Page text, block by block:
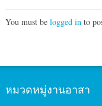
You must be logged into
หมวดหมู่งานอาสา